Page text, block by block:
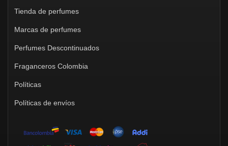
Tienda de perfumes
Marcas de perfumes
Perfumes Descontinuados
Fraganceros Colombia
Políticas
Políticas de envíos